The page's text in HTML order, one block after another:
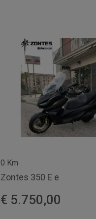
0 Km
Zontes 350 E e
€ 5.750,00